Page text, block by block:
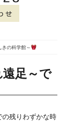
の科学館～
足～で
残りわずかな時